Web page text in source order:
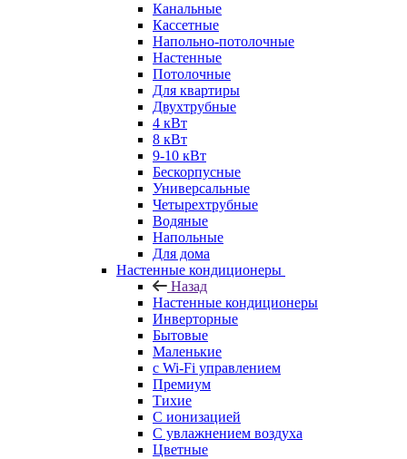
Канальные
Кассетные
Напольно-потолочные
Настенные
Потолочные
Для квартиры
Двухтрубные
4 кВт
8 кВт
9-10 кВт
Бескорпусные
Универсальные
Четырехтрубные
Водяные
Напольные
Для дома
Настенные кондиционеры
Назад
Настенные кондиционеры
Инверторные
Бытовые
Маленькие
с Wi-Fi управлением
Премиум
Тихие
С ионизацией
С увлажнением воздуха
Цветные